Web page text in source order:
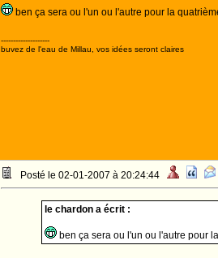
ben ça sera ou l'un ou l'autre pour la
--------------------
buvez de l'eau de Millau, vos idées seront claires
Posté le 02-01-2007 à 20:24:44
le chardon a écrit :
ben ça sera ou l'un ou l'autre pour